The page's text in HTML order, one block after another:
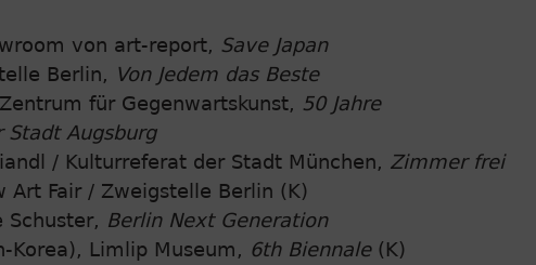
von art-report, Save Japan
Berlin, Von Jedem das Beste
für Gegenwartskunst, 50 Jahre
Stadt Augsburg
/ Kulturreferat der Stadt München, Zimmer frei
Art Fair / Zweigstelle Berlin (K)
Schuster, Berlin Next Generation
Korea), Limlip Museum, 6th Biennale(K)